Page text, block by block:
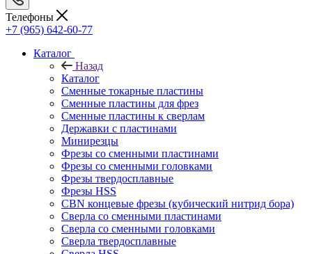
Телефоны
+7 (965) 642-60-77
Каталог
Назад
Каталог
Сменные токарные пластины
Сменные пластины для фрез
Сменные пластины к сверлам
Державки с пластинами
Минирезцы
Фрезы со сменными пластинами
Фрезы со сменными головками
Фрезы твердосплавные
Фрезы HSS
CBN концевые фрезы (кубический нитрид бора)
Сверла со сменными пластинами
Сверла со сменными головками
Сверла твердосплавные